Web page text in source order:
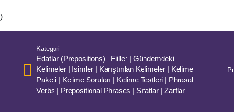
Kategori
Edatlar (Prepositions) Fiiller
Gündemdeki
Kelimeler
Isimler Karıştırılan Kelimeler
Kelime
Paketi
Kelime Soruları Kelime Testleri
Phrasal
Verbs
Prepositional Phrases Sıfatlar Zarflar